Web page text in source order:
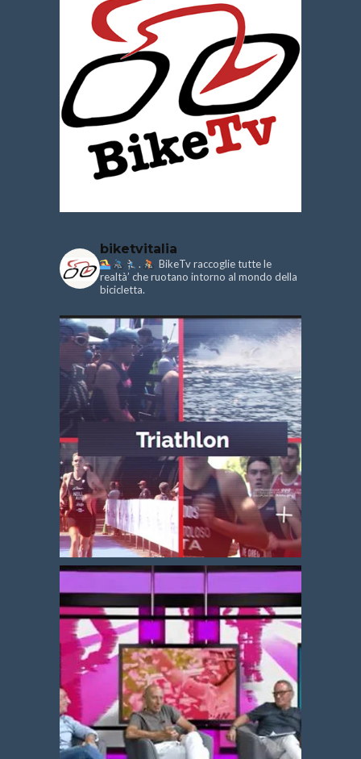
biketvitalia
.
BikeTv raccoglie tutte le
realtà’ che ruotano intorno al mondo della
bicicletta.